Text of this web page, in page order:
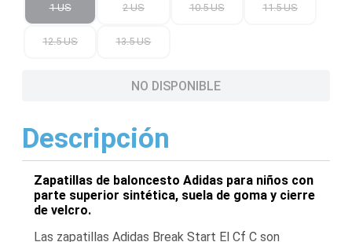
1 US 2 US 10.5 US 11.5 US
12.5 US 13.5 US
NO DISPONIBLE
Descripción
Zapatillas de baloncesto Adidas para niños con
parte superior sintética, suela de goma y cierre
de velcro.
Las zapatillas Adidas Break Start El Cf C son